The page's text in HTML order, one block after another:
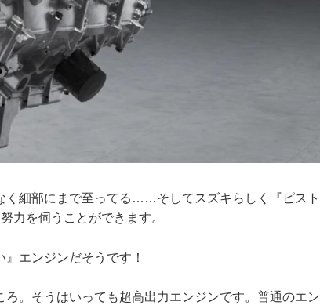
く細部にまで至ってる……そしてスズキらしく『ピスト
力を伺うことができます。
エンジンだそうです！
。そうはいっても超高出力エンジンです。普通のエン